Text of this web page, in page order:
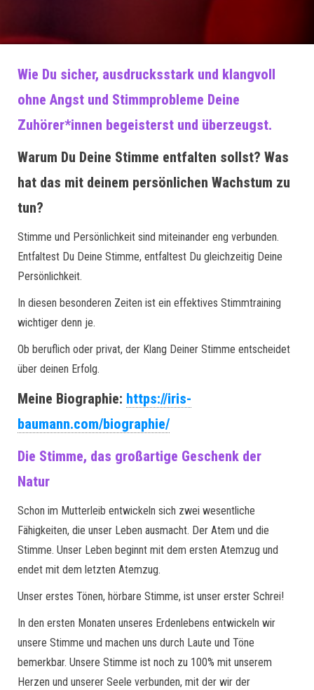
Wie Du sicher, ausdrucksstark und klangvoll
ohne Angst und Stimmprobleme Deine
Zuhörer*innen begeisterst und überzeugst.
Warum Du Deine Stimme entfalten sollst? Was
hat das mit deinem persönlichen Wachstum zu
tun?
Stimme und Persönlichkeit sind miteinander eng verbunden.
Entfaltest Du Deine Stimme, entfaltest Du gleichzeitig Deine
Persönlichkeit.
In diesen besonderen Zeiten ist ein effektives Stimmtraining
wichtiger denn je.
Ob beruflich oder privat, der Klang Deiner Stimme entscheidet
über deinen Erfolg.
Meine Biographie: https://iris-
baumann.com/biographie/
Die Stimme, das großartige Geschenk der
Natur
Schon im Mutterleib entwickeln sich zwei wesentliche
Fähigkeiten, die unser Leben ausmacht. Der Atem und die
Stimme. Unser Leben beginnt mit dem ersten Atemzug und
endet mit dem letzten Atemzug.
Unser erstes Tönen, hörbare Stimme, ist unser erster Schrei!
In den ersten Monaten unseres Erdenlebens entwickeln wir
unsere Stimme und machen uns durch Laute und Töne
bemerkbar. Unsere Stimme ist noch zu 100% mit unserem
Herzen und unserer Seele verbunden, mit der wir der